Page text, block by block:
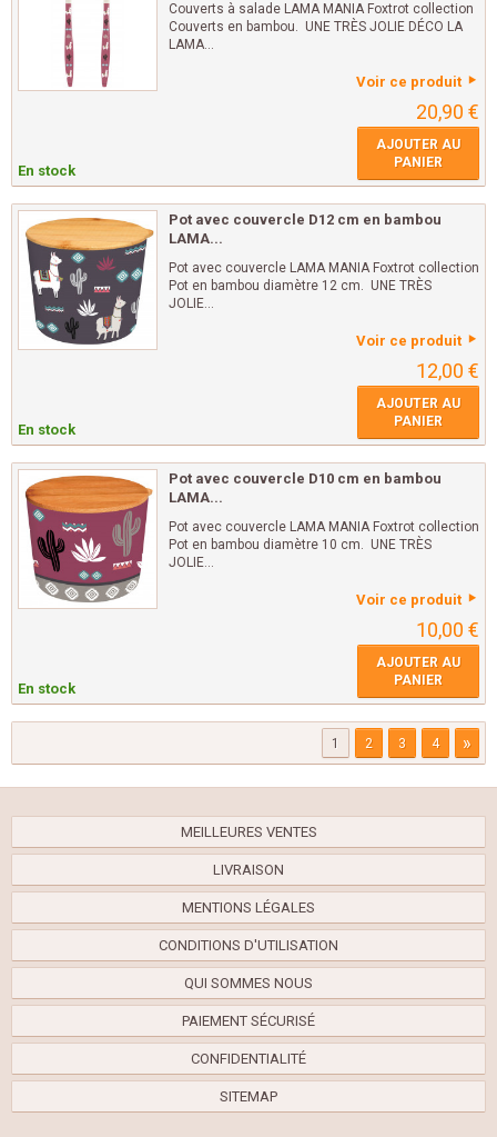
Couverts à salade LAMA MANIA Foxtrot collection
Couverts en bambou. UNE TRÈS JOLIE DÉCO LA
LAMA...
Voir ce produit
20,90 €
En stock
AJOUTER AU
PANIER
Pot avec couvercle D12 cm en bambou
LAMA...
Pot avec couvercle LAMA MANIA Foxtrot collection
Pot en bambou diamètre 12 cm. UNE TRÈS
JOLIE...
Voir ce produit
12,00 €
En stock
AJOUTER AU
PANIER
Pot avec couvercle D10 cm en bambou
LAMA...
Pot avec couvercle LAMA MANIA Foxtrot collection
Pot en bambou diamètre 10 cm. UNE TRÈS
JOLIE...
Voir ce produit
10,00 €
En stock
AJOUTER AU
PANIER
1 2 3 4 »
MEILLEURES VENTES
LIVRAISON
MENTIONS LÉGALES
CONDITIONS D'UTILISATION
QUI SOMMES NOUS
PAIEMENT SÉCURISÉ
CONFIDENTIALITÉ
SITEMAP